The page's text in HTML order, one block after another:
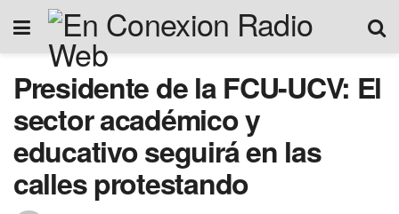
Presidente de la FCU-UCV: El
sector académico y
educativo seguirá en las
calles protestando